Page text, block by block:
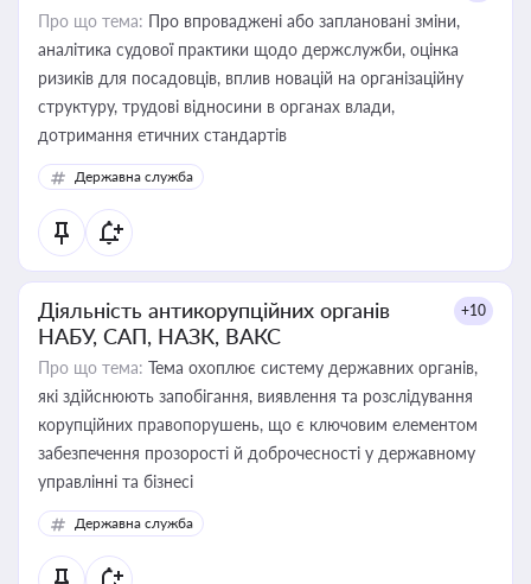
Про що тема: Про впроваджені або заплановані зміни,
аналітика судової практики щодо держслужби, оцінка
ризиків для посадовців, вплив новацій на організаційну
структуру, трудові відносини в органах влади,
дотримання етичних стандартів
Державна служба
Діяльність антикорупційних органів
НАБУ, САП, НАЗК, ВАКС
+10
Про що тема: Тема охоплює систему державних органів,
які здійснюють запобігання, виявлення та розслідування
корупційних правопорушень, що є ключовим елементом
забезпечення прозорості й доброчесності у державному
управлінні та бізнесі
Державна служба